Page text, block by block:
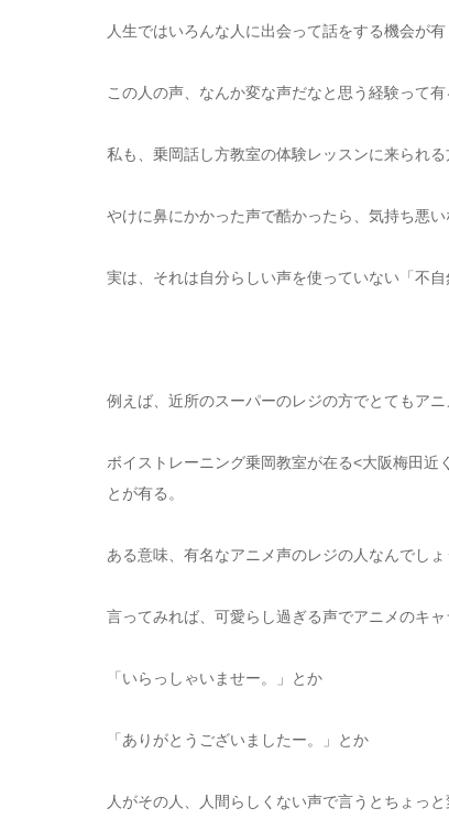
人生ではいろんな人に出会って話をする機会が有
この人の声、なんか変な声だなと思う経験って有
私も、乗岡話し方教室の体験レッスンに来られ
やけに鼻にかかった声で酷かったら、気持ち悪い
実は、それは自分らしい声を使っていない「不自
例えば、近所のスーパーのレジの方でとてもアニ
ボイストレーニング乗岡教室が在る<大阪梅田近
とが有る。
ある意味、有名なアニメ声のレジの人なんでしょ
言ってみれば、可愛らし過ぎる声でアニメのキャ
「いらっしゃいませー。」とか
「ありがとうございましたー。」とか
人がその人、人間らしくない声で言うとちょっと